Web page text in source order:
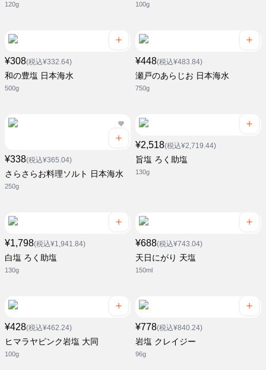
120g 100g
¥308(税込¥332.64)
和の豊塩 日本海水
500g
¥448(税込¥483.84)
瀬戸のあらじお 日本海水
750g
¥338(税込¥365.04)
さらさらお料理ソルト 日本海水
250g
¥2,518(税込¥2,719.44)
旨塩 ろく助塩
130g
¥1,798(税込¥1,941.84)
白塩 ろく助塩
130g
¥688(税込¥743.04)
天日にがり 天塩
150ml
¥428(税込¥462.24)
ヒマラヤピンク岩塩 大同
100g
¥778(税込¥840.24)
岩塩 クレイジー
96g